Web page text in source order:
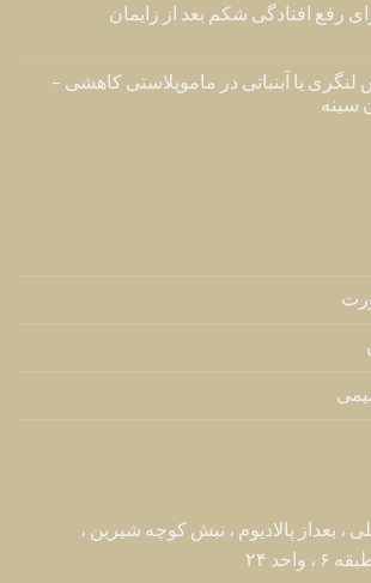
رفع افتادگی شکم بعد از زایمان
یا آبنباتی در ماموپلاستی کاهشی –
سینه
، بعداز پالادیوم ، نبش کوچه شیرین ،
۲۴